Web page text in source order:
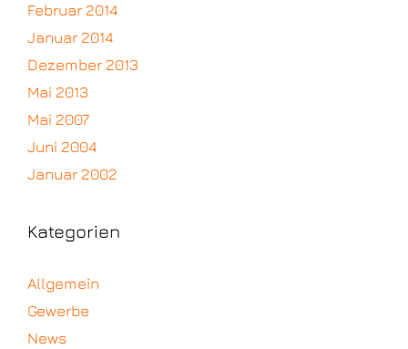
Februar 2014
Januar 2014
Dezember 2013
Mai 2013
Mai 2007
Juni 2004
Januar 2002
Kategorien
Allgemein
Gewerbe
News